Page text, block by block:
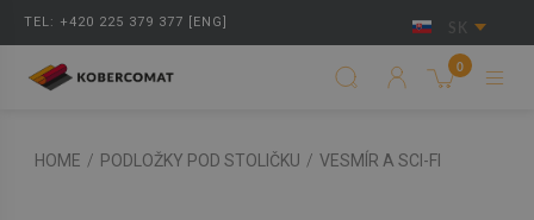
TEL: +420 225 379 377 [ENG] SK
0
HOME / PODLOŽKY POD STOLIČKU / VESMÍR A SCI-FI